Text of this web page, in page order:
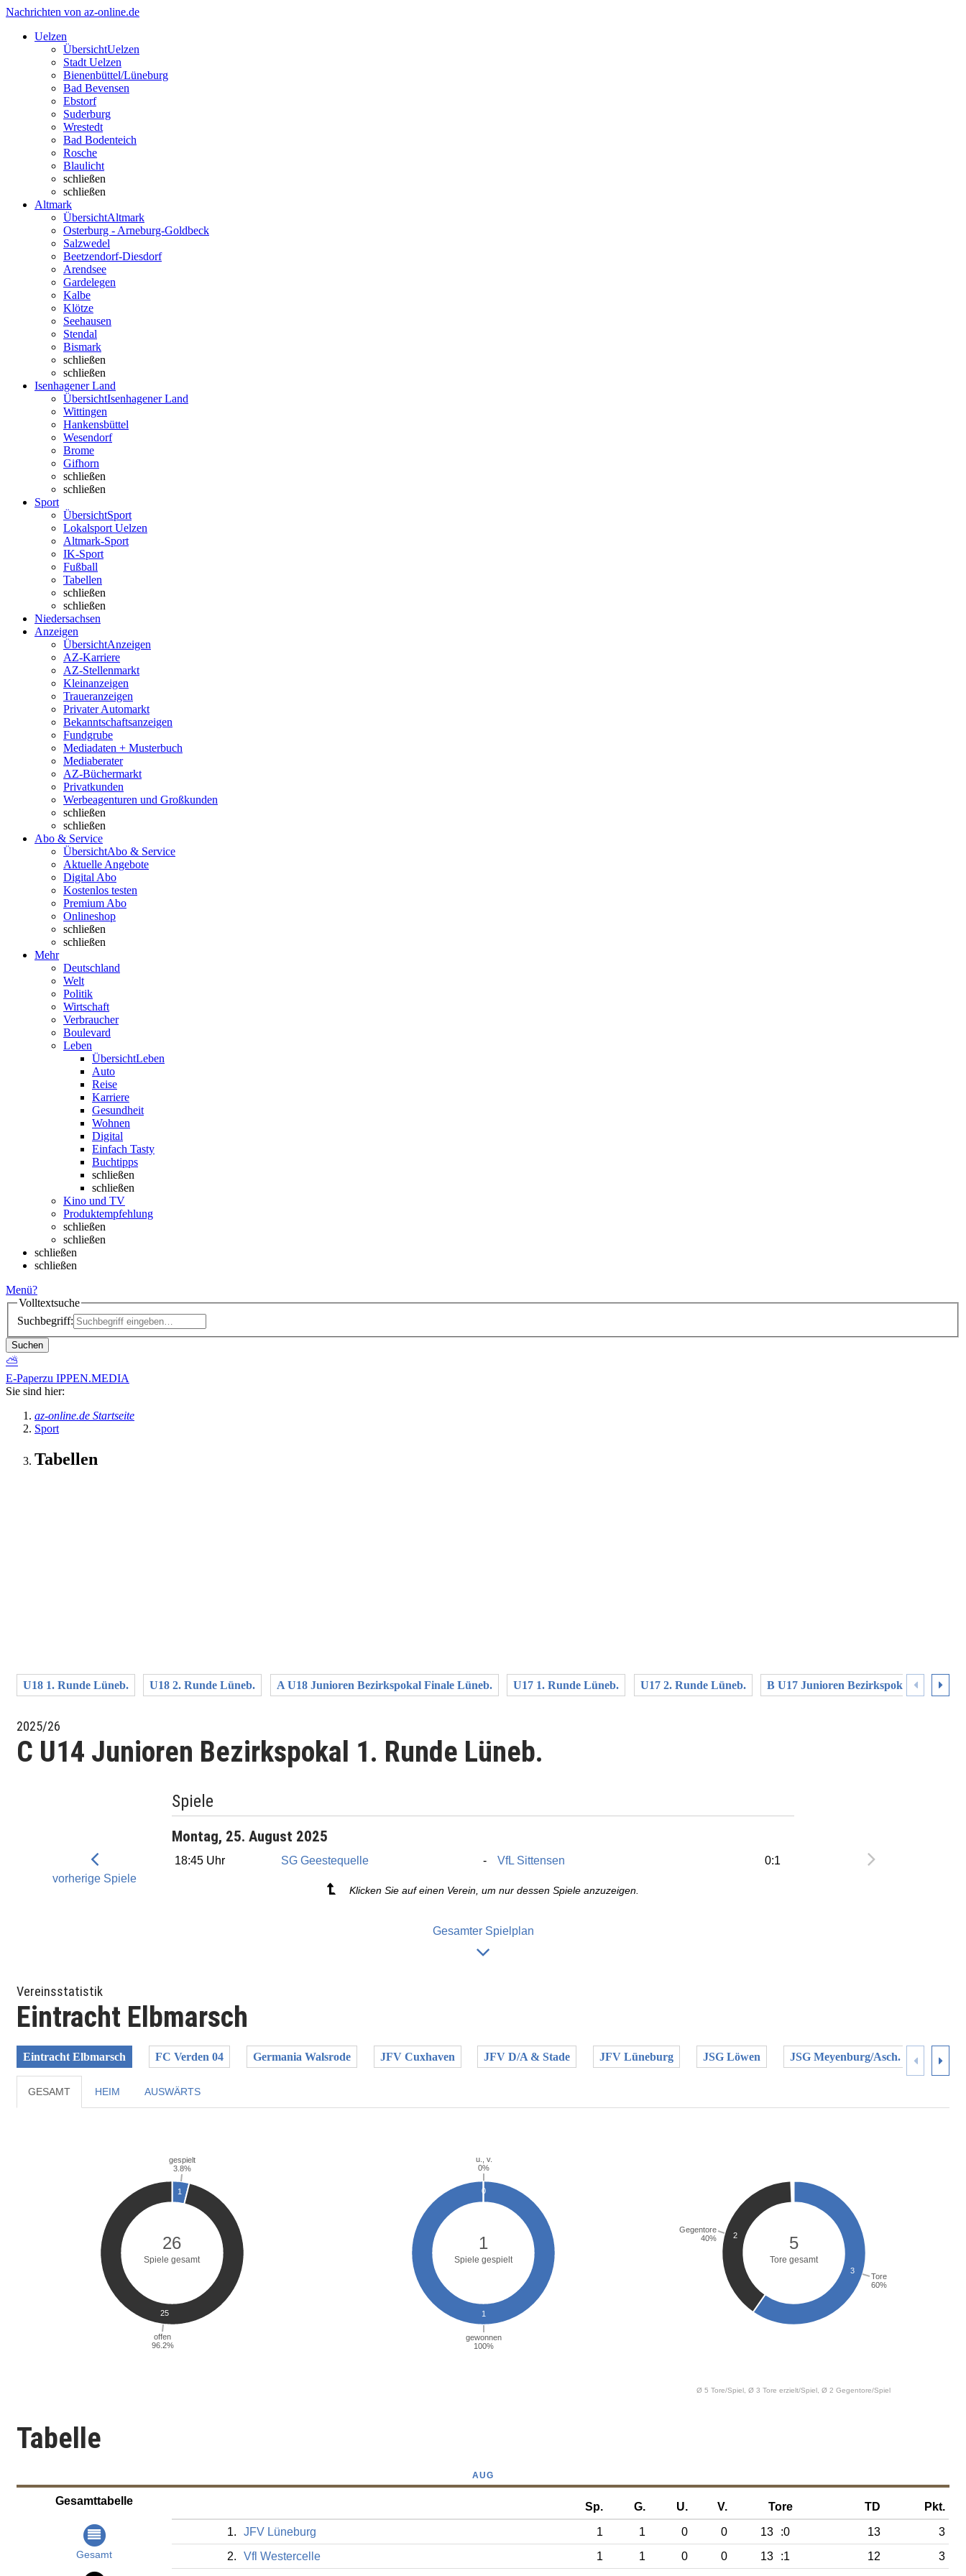
Nachrichten von az-online.de
Uelzen
ÜbersichtUelzen
Stadt Uelzen
Bienenbüttel/Lüneburg
Bad Bevensen
Ebstorf
Suderburg
Wrestedt
Bad Bodenteich
Rosche
Blaulicht
schließen
schließen
Altmark
ÜbersichtAltmark
Osterburg - Arneburg-Goldbeck
Salzwedel
Beetzendorf-Diesdorf
Arendsee
Gardelegen
Kalbe
Klötze
Seehausen
Stendal
Bismark
schließen
schließen
Isenhagener Land
ÜbersichtIsenhagener Land
Wittingen
Hankensbüttel
Wesendorf
Brome
Gifhorn
schließen
schließen
Sport
ÜbersichtSport
Lokalsport Uelzen
Altmark-Sport
IK-Sport
Fußball
Tabellen
schließen
schließen
Niedersachsen
Anzeigen
ÜbersichtAnzeigen
AZ-Karriere
AZ-Stellenmarkt
Kleinanzeigen
Traueranzeigen
Privater Automarkt
Bekanntschaftsanzeigen
Fundgrube
Mediadaten + Musterbuch
Mediaberater
AZ-Büchermarkt
Privatkunden
Werbeagenturen und Großkunden
schließen
schließen
Abo & Service
ÜbersichtAbo & Service
Aktuelle Angebote
Digital Abo
Kostenlos testen
Premium Abo
Onlineshop
schließen
schließen
Mehr
Deutschland
Welt
Politik
Wirtschaft
Verbraucher
Boulevard
Leben
ÜbersichtLeben
Auto
Reise
Karriere
Gesundheit
Wohnen
Digital
Einfach Tasty
Buchtipps
schließen
schließen
Kino und TV
Produktempfehlung
schließen
schließen
schließen
schließen
Menü?
Volltextsuche
Suchbegriff:
Suchen
⛅
E-Paperzu IPPEN.MEDIA
Sie sind hier:
az-online.de Startseite
Sport
Tabellen
U18 1. Runde Lüneb. U18 2. Runde Lüneb. A U18 Junioren Bezirkspokal Finale Lüneb. U17 1. Runde Lüneb. U17 2. Runde Lüneb. B U17 Junioren Bezirkspokal
2025/26
C U14 Junioren Bezirkspokal 1. Runde Lüneb.
vorherige Spiele
Spiele
Montag, 25. August 2025
18:45 Uhr SG Geestequelle VfL Sittensen 0:1
Klicken Sie auf einen Verein, um nur dessen Spiele anzuzeigen.
Gesamter Spielplan
Vereinsstatistik
Eintracht Elbmarsch
Eintracht Elbmarsch FC Verden 04 Germania Walsrode JFV Cuxhaven JFV D/A & Stade JFV Lüneburg JSG Löwen JSG Meyenburg/Asch. MTV
GESAMT HEIM AUSWÄRTS
Tabelle
AUG
Gesamttabelle
Gesamt
Sp. G. U. V. Tore TD Pkt.
1. JFV Lüneburg 1 1 0 0 13 :0 13
3
2.
Vfl Westercelle 1 1 0 0 13 :1 12
3